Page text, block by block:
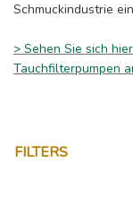
Schmuckindustrie
> Sehen Sie sich
Tauchfilterpumpen
FILTERS